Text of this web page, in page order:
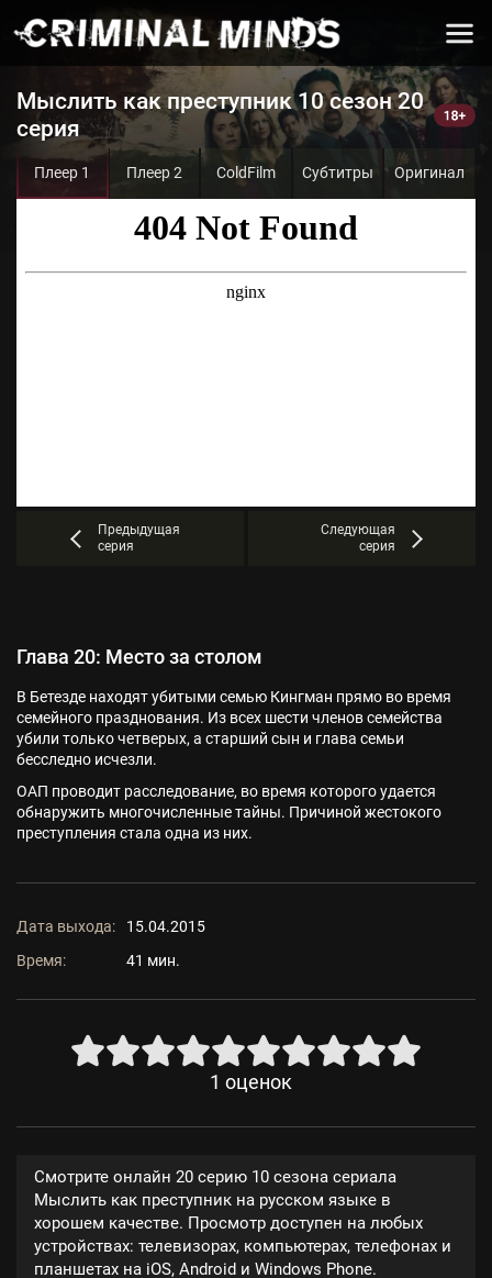
Мыслить как преступник 10 сезон 20
серия
Плеер 1 Плеер 2 ColdFilm Субтитры Оригинал
Предыдущая
серия
Следующая
серия
Глава 20: Место за столом
В Бетезде находят убитыми семью Кингман прямо во время
семейного празднования. Из всех шести членов семейства
убили только четверых, а старший сын и глава семьи
бесследно исчезли.
ОАП проводит расследование, во время которого удается
обнаружить многочисленные тайны. Причиной жестокого
преступления стала одна из них.
Дата выхода:
15.04.2015
Время:
41 мин.
1 оценок
Смотрите онлайн 20 серию 10 сезона сериала
Мыслить как преступник на русском языке в
хорошем качестве. Просмотр доступен на любых
устройствах: телевизорах, компьютерах, телефонах и
планшетах на iOS, Android и Windows Phone.